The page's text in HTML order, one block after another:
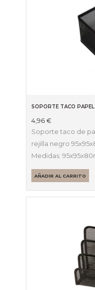
SOPORTE TACO
4,96€
Soporte taco de
rejilla negro
Medidas:
AÑADIR AL CARRITO